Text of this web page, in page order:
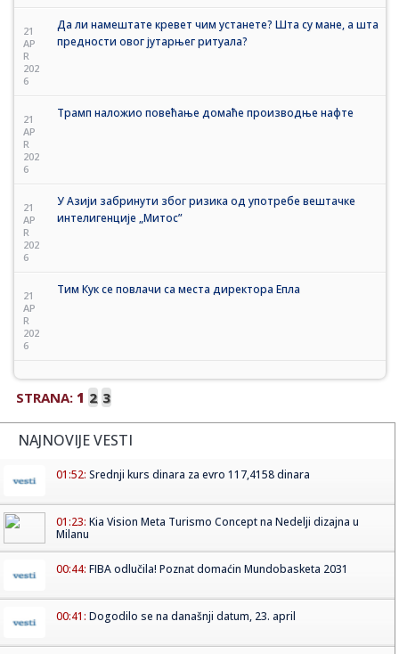
21
AP
R
202
6
Да ли намештате кревет чим устанете? Шта су мане, а шта
предности овог јутарњег ритуала?
21
AP
R
202
6
Трамп наложио повећање домаће производње нафте
21
AP
R
202
6
У Азији забринути због ризика од употребе вештачке
интелигенције „Митос”
21
AP
R
202
6
Тим Кук се повлачи са места директора Епла
STRANA: 1 2 3
NAJNOVIJE VESTI
01:52: Srednji kurs dinara za evro 117,4158 dinara
01:23: Kia Vision Meta Turismo Concept na Nedelji dizajna u
Milanu
00:44: FIBA odlučila! Poznat domaćin Mundobasketa 2031
00:41: Dogodilo se na današnji datum, 23. april